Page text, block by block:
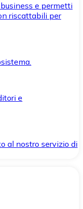
e permetti
riscattabili per
e
al nostro servizio di